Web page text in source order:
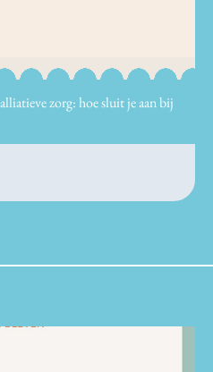
zorg: hoe sluit je aan bij